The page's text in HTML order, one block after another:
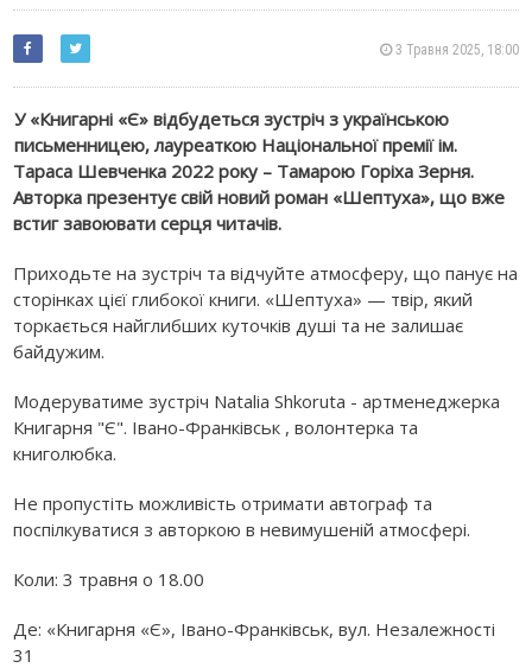
3 Травня 2025, 18:00
У «Книгарні «Є» відбудеться зустріч з українською
письменницею, лауреаткою Національної премії ім.
Тараса Шевченка 2022 року – Тамарою Горіха Зерня.
Авторка презентує свій новий роман «Шептуха», що вже
встиг завоювати серця читачів.
Приходьте на зустріч та відчуйте атмосферу, що панує на
сторінках цієї глибокої книги. «Шептуха» — твір, який
торкається найглибших куточків душі та не залишає
байдужим.
Модеруватиме зустріч Natalia Shkoruta - артменеджерка
Книгарня "Є". Івано-Франківськ , волонтерка та
книголюбка.
Не пропустіть можливість отримати автограф та
поспілкуватися з авторкою в невимушеній атмосфері.
Коли: 3 травня о 18.00
Де: «Книгарня «Є», Івано-Франківськ, вул. Незалежності
31